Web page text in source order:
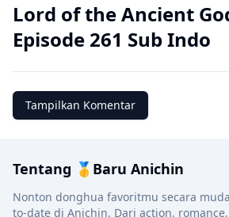
Lord of the Ancient
Episode 261 Sub Indo
Tampilkan Komentar
Tentang 🥇Baru Anichin
Nonton donghua favoritmu secara
to-date di Anichin. Dari action,